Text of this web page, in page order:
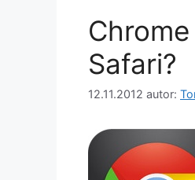
Safari?
12.11.2012 autor: